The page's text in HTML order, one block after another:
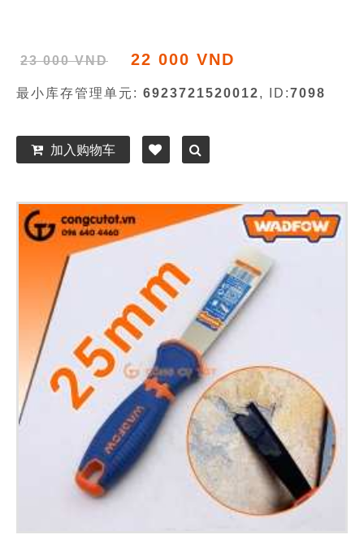
23 000 VND 22 000 VND
最小库存管理单元: 6923721520012, ID:7098
加入购物车